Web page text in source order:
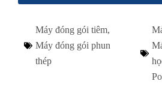
Máy đóng gói tiêm,
Máy đóng gói phun
thép